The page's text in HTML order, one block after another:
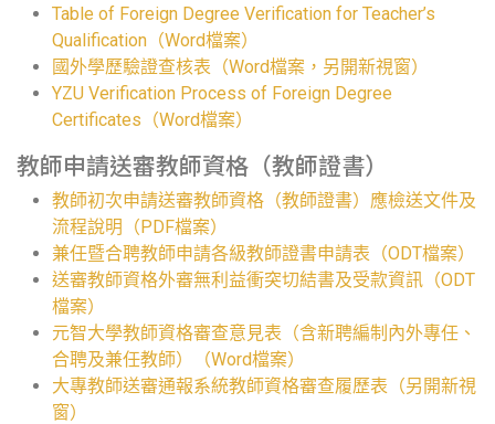
Table of Foreign Degree Verification for Teacher’s
Qualification（Word檔案）
國外學歷驗證查核表（Word檔案，另開新視窗）
YZU Verification Process of Foreign Degree
Certificates（Word檔案）
教師申請送審教師資格（教師證書）
教師初次申請送審教師資格（教師證書）應檢送文件及
流程說明（PDF檔案）
兼任暨合聘教師申請各級教師證書申請表（ODT檔案）
送審教師資格外審無利益衝突切結書及受款資訊（ODT
檔案）
元智大學教師資格審查意見表（含新聘編制內外專任、
合聘及兼任教師）（Word檔案）
大專教師送審通報系統教師資格審查履歷表（另開新視
窗）